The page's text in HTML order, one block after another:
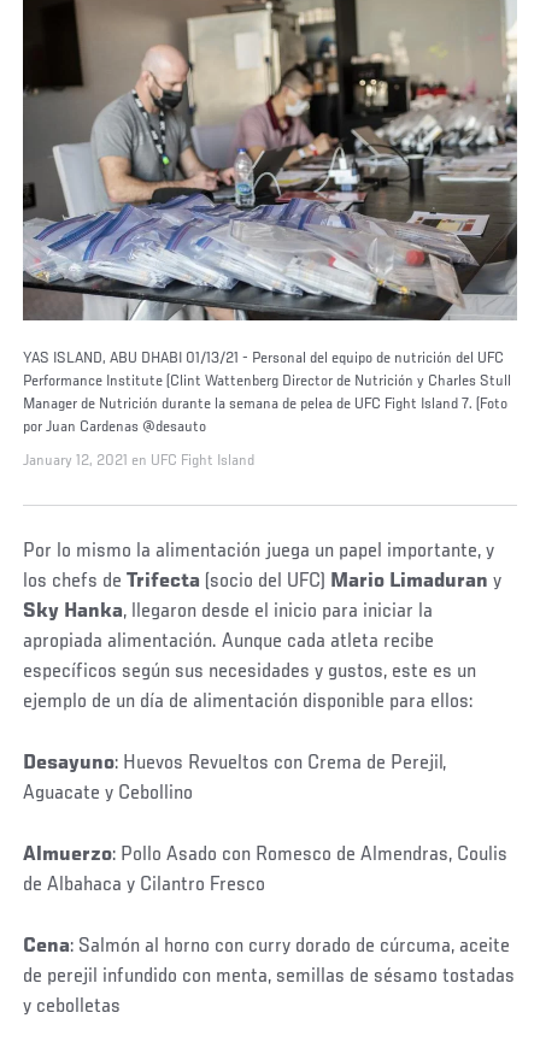
YAS ISLAND, ABU DHABI 01/13/21 - Personal del equipo de nutrición del UFC
Performance Institute (Clint Wattenberg Director de Nutrición y Charles Stull
Manager de Nutrición durante la semana de pelea de UFC Fight Island 7. (Foto
por Juan Cardenas @desauto
January 12, 2021 en UFC Fight Island
Por lo mismo la alimentación juega un papel importante, y
los chefs deTrifecta (socio del UFC) Mario Limaduran y
Sky Hanka, llegaron desde el inicio para iniciar la
apropiada alimentación. Aunque cada atleta recibe
específicos según sus necesidades y gustos, este es un
ejemplo de un día de alimentación disponible para ellos:
Desayuno: Huevos Revueltos con Crema de Perejil,
Aguacate y Cebollino
Almuerzo: Pollo Asado con Romesco de Almendras, Coulis
de Albahaca y Cilantro Fresco
Cena: Salmón al horno con curry dorado de cúrcuma, aceite
de perejil infundido con menta, semillas de sésamo tostadas
y cebolletas